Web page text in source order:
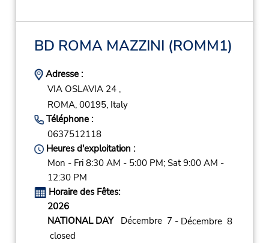
BD ROMA MAZZINI (ROMM1)
Adresse :
VIA OSLAVIA 24 ,
ROMA, 00195, Italy
Téléphone :
0637512118
Heures d'exploitation :
Mon - Fri 8:30 AM - 5:00 PM; Sat 9:00 AM -
12:30 PM
Horaire des Fêtes:
2026
NATIONAL DAYDécembre 7 - Décembre 8
closed